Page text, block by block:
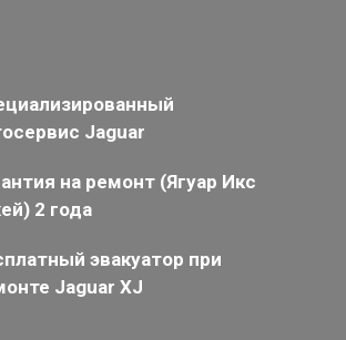
Jaguar
на ремонт (Ягуар Икс
2 года
эвакуатор при
Jaguar XJ